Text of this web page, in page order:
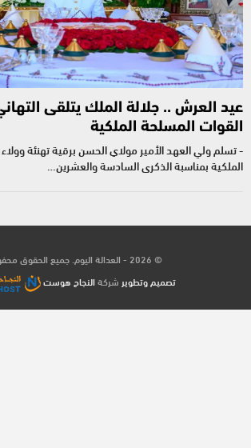
عيد العرش .. جلالة الملك يتلقى
القوات المسلحة الملكية
- تسلم ولي العهد الأمير مولاي الحسن برقية تهنئة
الملكية بمناسبة الذكرى السادسة والعشرين…
© 2026 - العدالة اليوم. جميع الحقوق محفوظة.
تصميم وتطوير شركةالنجاح هوست